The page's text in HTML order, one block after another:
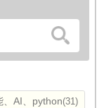
、AI、python 31